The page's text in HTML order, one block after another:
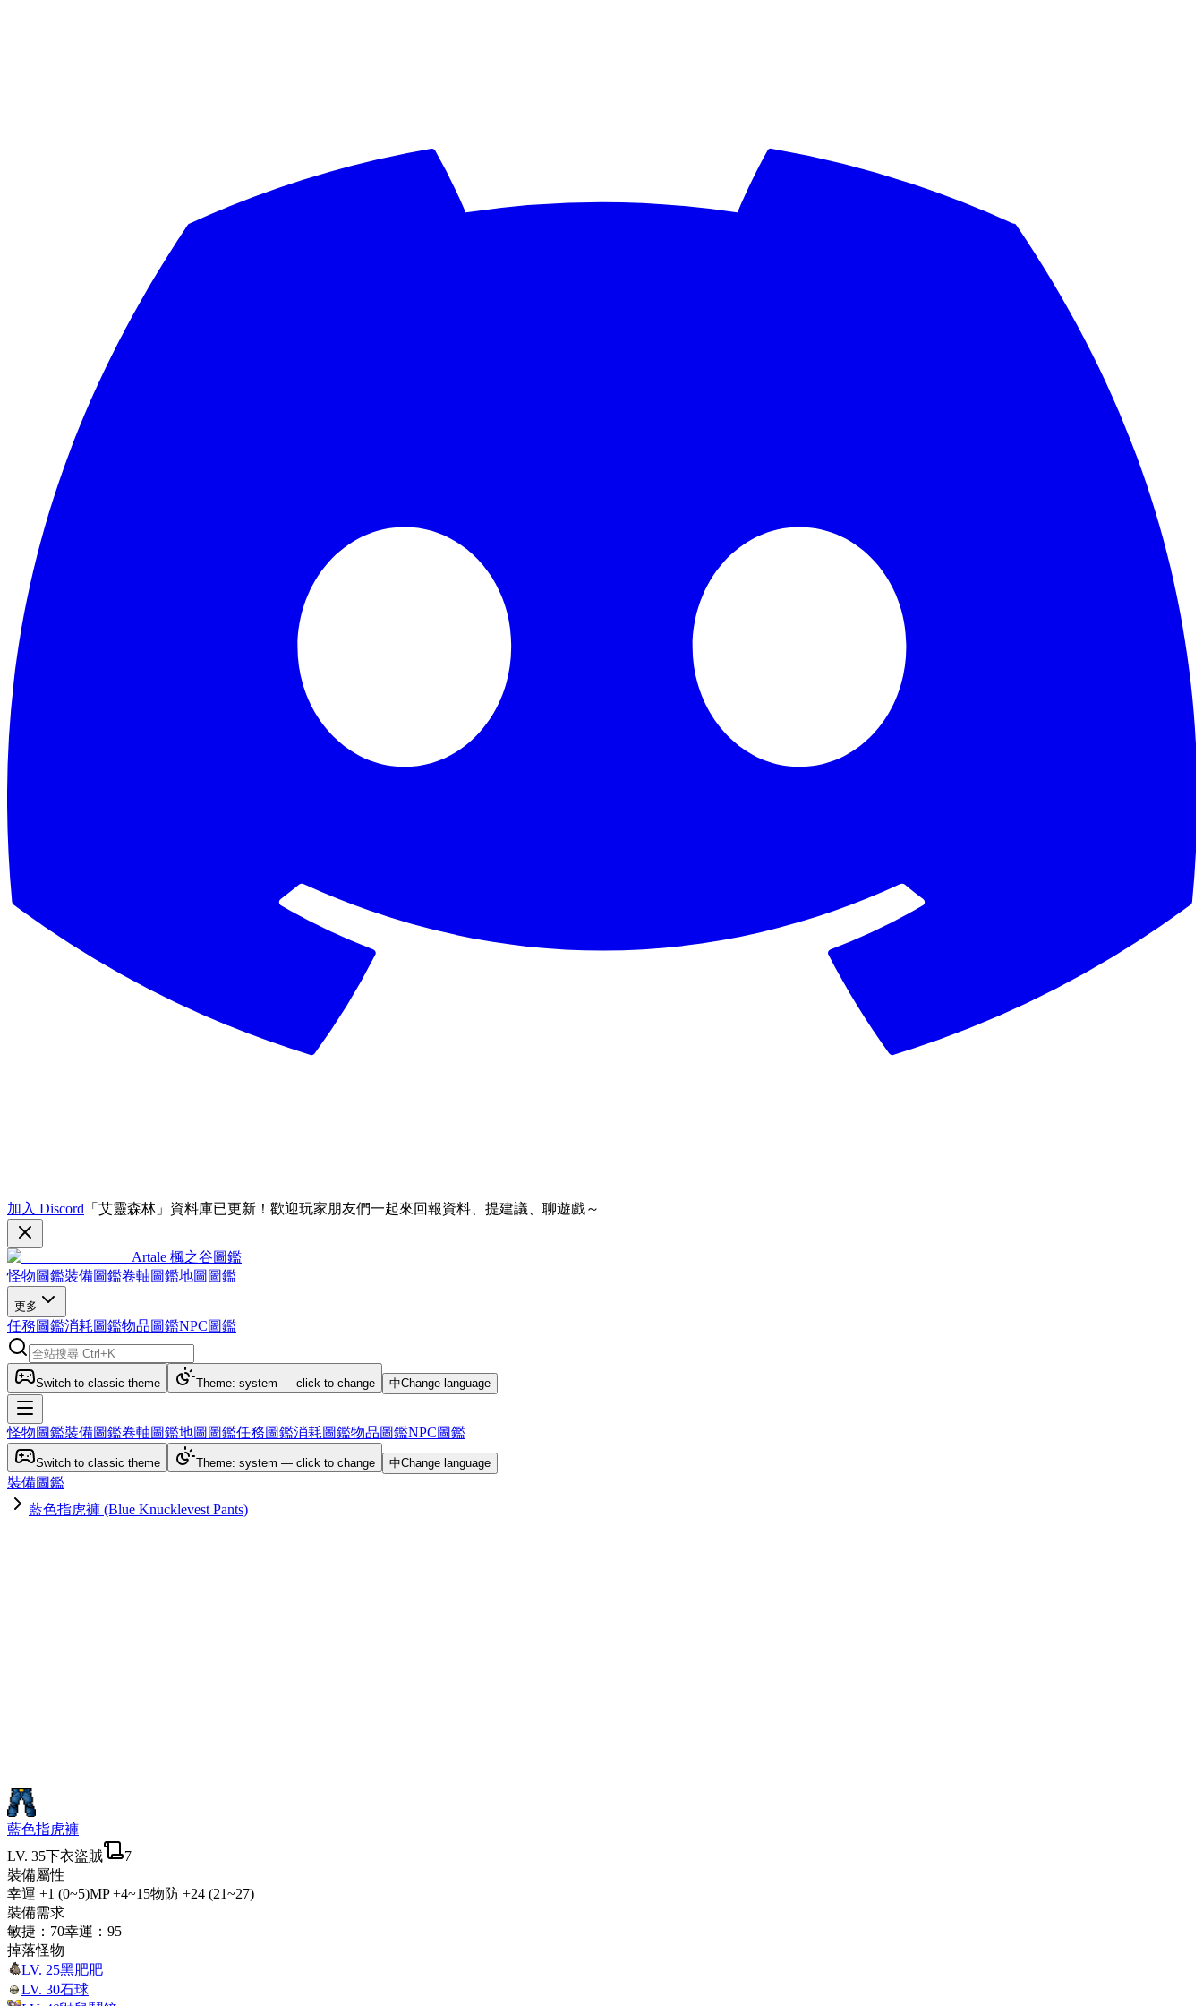
加入 Discord 「艾靈森林」資料庫已更新！歡迎玩家朋友們一起來回報資料、提建議、聊遊戲～
Artale 楓之谷圖鑑
怪物圖鑑裝備圖鑑卷軸圖鑑地圖圖鑑
更多
任務圖鑑消耗圖鑑物品圖鑑NPC圖鑑
Switch to classic theme Theme: system — click to change 中Change language
怪物圖鑑裝備圖鑑卷軸圖鑑地圖圖鑑任務圖鑑消耗圖鑑物品圖鑑NPC圖鑑
Switch to classic theme Theme: system — click to change 中Change language
裝備圖鑑
藍色指虎褲 (Blue Knucklevest Pants)
藍色指虎褲
LV. 35下衣盜賊
7
裝備屬性
幸運 +1 (0~5)MP +4~15物防 +24 (21~27)
裝備需求
敏捷 ： 70幸運 ： 95
掉落怪物
LV. 25黑肥肥
LV. 30石球